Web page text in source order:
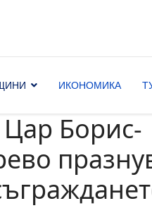
ИКОНОМИКА
Борис-